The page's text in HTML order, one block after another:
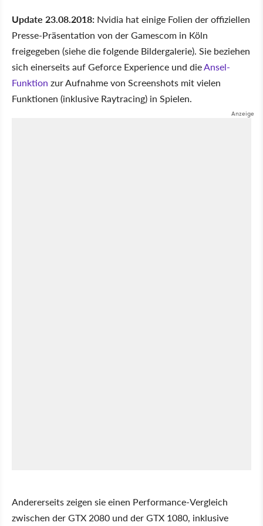
Update 23.08.2018: Nvidia hat einige Folien der offiziellen
Presse-Präsentation von der Gamescom in Köln
freigegeben (siehe die folgende Bildergalerie). Sie beziehen
sich einerseits auf Geforce Experience und dieAnsel-
Funktion zur Aufnahme von Screenshots mit vielen
Funktionen (inklusive Raytracing) in Spielen.
Andererseits zeigen sie einen Performance-Vergleich
zwischen der GTX 2080 und der GTX 1080, inklusive